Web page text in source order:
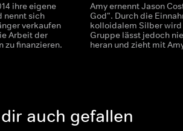
ihre eigene
nennt sich
verkaufen
Arbeit der
zu finanzieren.
Amy ernennt Jason
God". Durch die
kolloidalem Silber wird
Gruppe lässt jedoch
heran und zieht mit
auch gefallen